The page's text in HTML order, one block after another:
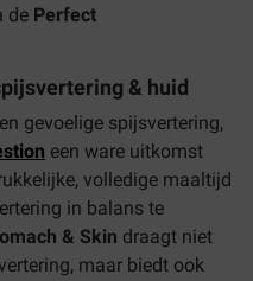
de Perfect
& huid
gevoelige spijsvertering,
een ware uitkomst
volledige maaltijd
in balans te
& Skin draagt niet
maar biedt ook